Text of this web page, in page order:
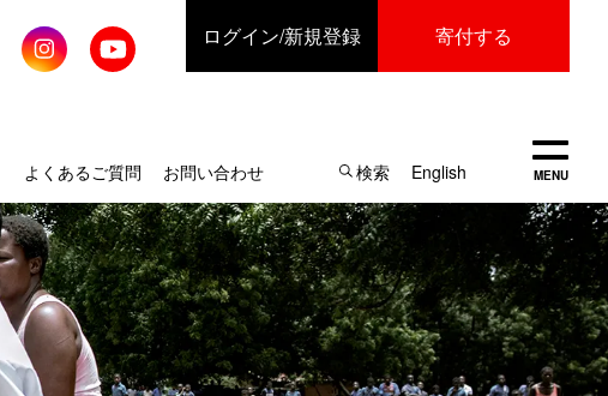
MENU
開く
ログイン/新規登録 寄付する
よくあるご質問 お問い合わせ 検索 English